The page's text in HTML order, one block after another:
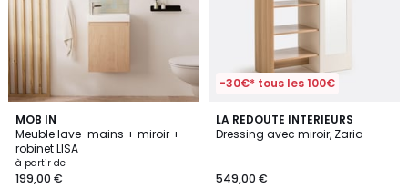
MOB IN
Meuble lave-mains + miroir +
robinet LISA
à partir de
199,00 €
13
Couleurs
-30€* tous les 100€
LA REDOUTE INTERIEURS
Dressing avec miroir, Zaria
549,00 €
4
/
2
Couleurs